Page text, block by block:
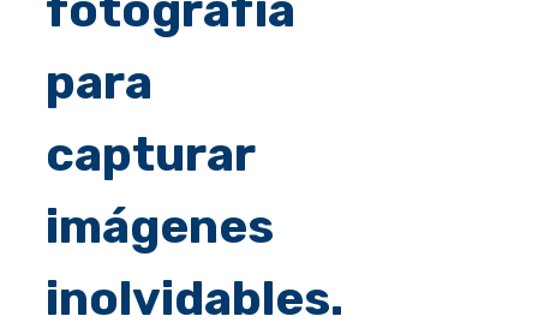
para
capturar
imágenes
inolvidables.